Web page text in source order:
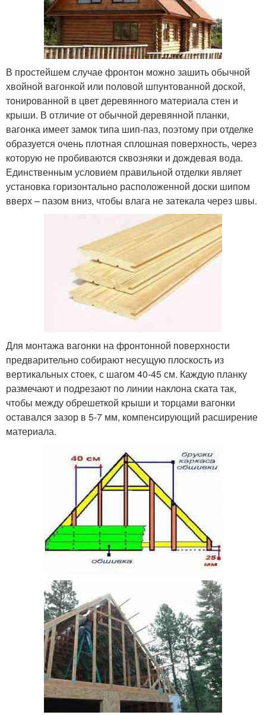
В простейшем случае фронтон можно зашить обычной
хвойной вагонкой или половой шпунтованной доской,
тонированной в цвет деревянного материала стен и
крыши. В отличие от обычной деревянной планки,
вагонка имеет замок типа шип-паз, поэтому при отделке
образуется очень плотная сплошная поверхность, через
которую не пробиваются сквозняки и дождевая вода.
Единственным условием правильной отделки являет
установка горизонтально расположенной доски шипом
вверх – пазом вниз, чтобы влага не затекала через швы.
Для монтажа вагонки на фронтонной поверхности
предварительно собирают несущую плоскость из
вертикальных стоек, с шагом 40-45 см. Каждую планку
размечают и подрезают по линии наклона ската так,
чтобы между обрешеткой крыши и торцами вагонки
оставался зазор в 5-7 мм, компенсирующий расширение
материала.